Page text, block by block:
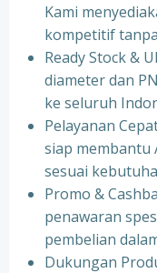
Kami
kompetitif
⁠Ready Stock &
diameter dan
ke seluruh
⁠Pelayanan
siap membantu
sesuai
⁠Promo &
penawaran
pembelian
⁠Dukungan